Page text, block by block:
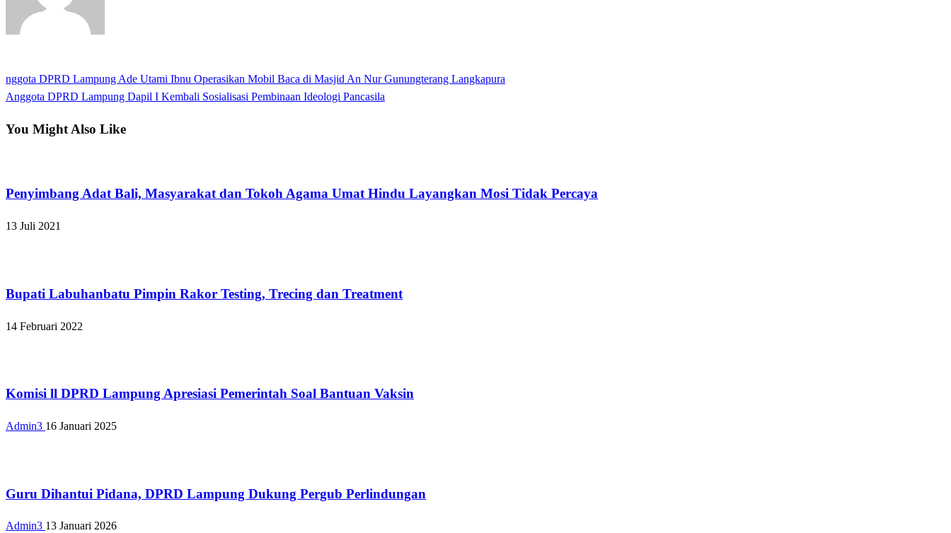
Navigasi
Previous
Post
nggota DPRD Lampung Ade Utami Ibnu Operasikan Mobil Baca di Masjid An Nur Gunungterang Langkapura
Next
Anggota DPRD Lampung Dapil I Kembali Sosialisasi Pembinaan Ideologi Pancasila
You Might Also Like
Penyimbang Adat Bali, Masyarakat dan Tokoh Agama Umat Hindu Layangkan Mosi Tidak Percaya
13 Juli 2021
Bupati Labuhanbatu Pimpin Rakor Testing, Trecing dan Treatment
14 Februari 2022
Komisi ll DPRD Lampung Apresiasi Pemerintah Soal Bantuan Vaksin
Admin3 16 Januari 2025
Guru Dihantui Pidana, DPRD Lampung Dukung Pergub Perlindungan
Admin3 13 Januari 2026